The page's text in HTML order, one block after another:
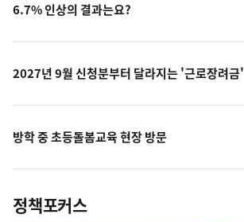
6.7% 인상의 결과는요?
2027년 9월 신청분부터 달라지는 '근로장려금'
방학 중 초등돌봄교육 현장 방문
정책포커스